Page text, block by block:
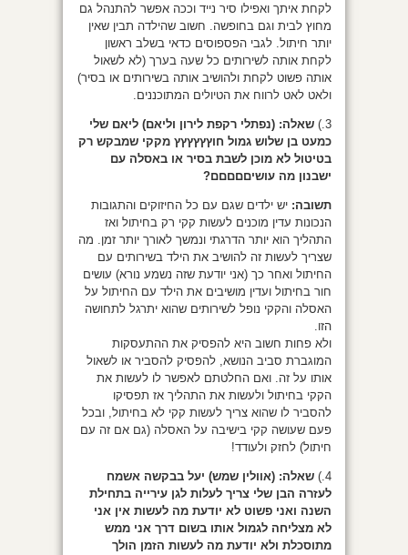
לקחת איתך ואפילו סיר נייד וככה אפשר להתנהל גם
מחוץ לבית וגם בחופשה. חשוב שהילדה תבין שאין
יותר חיתול. לגבי הפספוסים כדאי בשלב ראשון
לקחת אותה לשירותים כל שעה בערך (לא לשאול
אותה פשוט לקחת ולהושיב אותה בשירותים או בסיר)
ולאט לאט לרווח את הטיולים המתוכננים.
3.) שאלה: (נפתלי רקפת לירון וליאם) ליאם שלי
כמעט בן שלוש גמול חוץץץץץץ מקקי שמבקש רק
בטיטול לא מוכן לשבת בסיר או באסלה עם
ישבנון מה עושיםםםםם?
תשובה: יש ילדים שגם עם כל החיזוקים והתגובות
הנכונות עדין מוכנים לעשות קקי רק בחיתול ואז
התהליך הוא יותר הדרגתי ונמשך לאורך יותר זמן. מה
שצריך לעשות זה להושיב את הילד בשירותים עם
החיתול ואחר כך (אני יודעת שזה נשמע נורא) עושים
חור בחיתול ועדין מושיבים את הילד עם החיתול על
האסלה והקקי נופל לשירותים שהוא יתרגל לתחושה
הזו.
ולא פחות חשוב היא להפסיק את ההתעסקות
המוגברת סביב הנושא, להפסיק להסביר או לשאול
אותו על זה. ואם החלטתם לאפשר לו לעשות את
הקקי בחיתול ולעשות את התהליך אז תפסיקו
להסביר לו שהוא צריך לעשות קקי לא בחיתול, ובכל
פעם שעושה קקי בישיבה על האסלה (גם אם זה עם
חיתול) לחזק ולעודד!
4.) שאלה: (אוולין שמש) יעל בבקשה אשמח
לעזרה הבן שלי צריך לעלות לגן עירייה בתחילת
השנה ואני פשוט לא יודעת מה לעשות אין אני
לא מצליחה לגמול אותו בשום דרך אני ממש
מתוסכלת ולא יודעת מה לעשות הזמן הולך